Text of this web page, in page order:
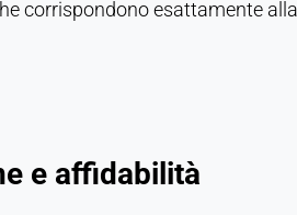
corrispondono esattamente
e affidabilità